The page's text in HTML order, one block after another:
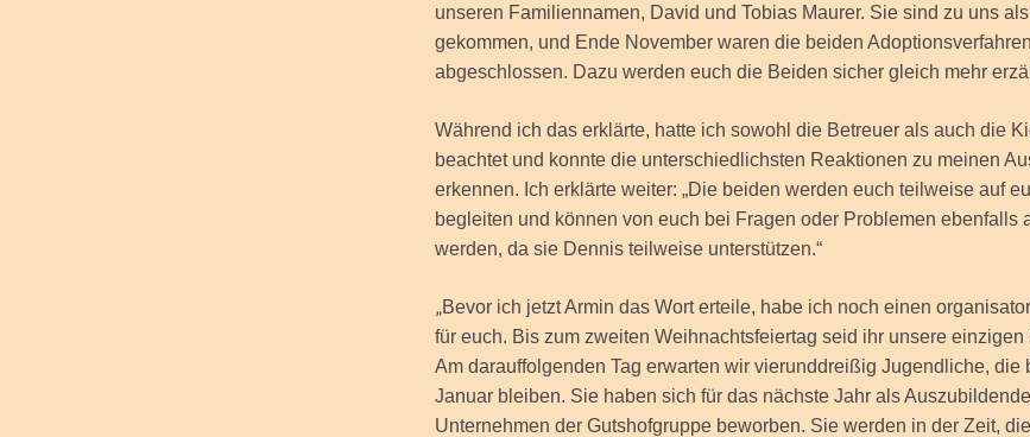
unseren Familiennamen, David und Tobias Maurer. Sie sind zu uns
gekommen, und Ende November waren die beiden Adoptionsverfahren
abgeschlossen. Dazu werden euch die Beiden sicher gleich mehr
Während ich das erklärte, hatte ich sowohl die Betreuer als auch die
beachtet und konnte die unterschiedlichsten Reaktionen zu meinen
erkennen. Ich erklärte weiter: „Die beiden werden euch teilweise auf
begleiten und können von euch bei Fragen oder Problemen ebenfalls
werden, da sie Dennis teilweise unterstützen.“
„Bevor ich jetzt Armin das Wort erteile, habe ich noch einen
für euch. Bis zum zweiten Weihnachtsfeiertag seid ihr unsere einzigen
Am darauffolgenden Tag erwarten wir vierunddreißig Jugendliche, die
Januar bleiben. Sie haben sich für das nächste Jahr als
Unternehmen der Gutshofgruppe beworben. Sie werden in der Zeit,